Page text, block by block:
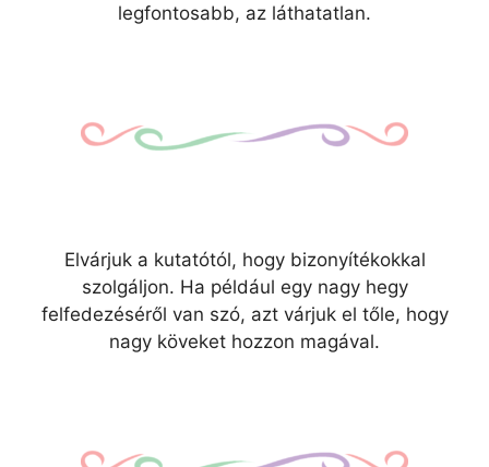
legfontosabb, az láthatatlan.
Elvárjuk a kutatótól, hogy bizonyítékokkal
szolgáljon. Ha például egy nagy hegy
felfedezéséről van szó, azt várjuk el tőle, hogy
nagy köveket hozzon magával.